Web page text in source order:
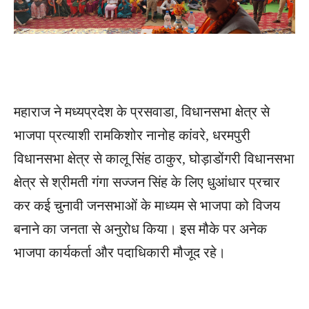
महाराज ने मध्यप्रदेश के प्रसवाडा, विधानसभा क्षेत्र से
भाजपा प्रत्याशी रामकिशोर नानोह कांवरे, धरमपुरी
विधानसभा क्षेत्र से कालू सिंह ठाकुर, घोड़ाडोंगरी विधानसभा
क्षेत्र से श्रीमती गंगा सज्जन सिंह के लिए धुआंधार प्रचार
कर कई चुनावी जनसभाओं के माध्यम से भाजपा को विजय
बनाने का जनता से अनुरोध किया। इस मौके पर अनेक
भाजपा कार्यकर्ता और पदाधिकारी मौजूद रहे।